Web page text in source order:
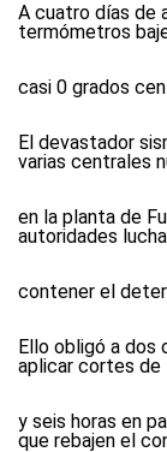
A cuatro días de
termómetros
casi 0 grados
El devastador
varias centrales
en la planta de
autoridades
contener el
Ello obligó a dos
aplicar cortes
y seis horas en
que rebajen el